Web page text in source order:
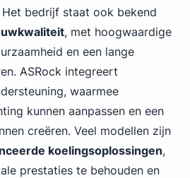
bedrijf staat ook bekend
, met hoogwaardige
en een lange
ASRock integreert
waarmee
kunnen aanpassen en een
creëren. Veel modellen zijn
koelingsoplossingen,
prestaties te behouden en